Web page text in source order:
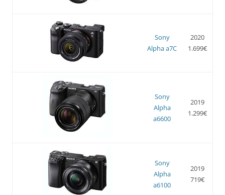
Sony
Alpha a7C
2020
1.699€
Sony
Alpha
a6600
2019
1.299€
Sony
Alpha
a6100
2019
719€